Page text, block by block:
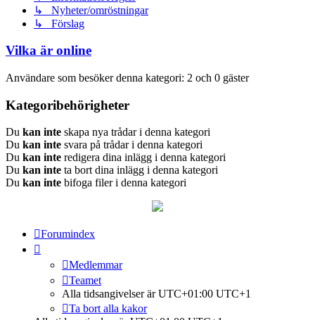
↳ Nyheter/omröstningar
↳ Förslag
Vilka är online
Användare som besöker denna kategori: 2 och 0 gäster
Kategoribehörigheter
Du kan inte skapa nya trådar i denna kategori
Du kan inte svara på trådar i denna kategori
Du kan inte redigera dina inlägg i denna kategori
Du kan inte ta bort dina inlägg i denna kategori
Du kan inte bifoga filer i denna kategori
Forumindex
Medlemmar
Teamet
Alla tidsangivelser är UTC+01:00 UTC+1
Ta bort alla kakor